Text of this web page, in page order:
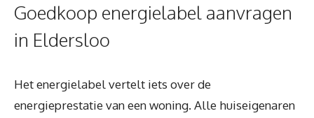
Goedkoop energielabel aanvragen
in Eldersloo
Het energielabel vertelt iets over de
energieprestatie van een woning. Alle huiseigenaren